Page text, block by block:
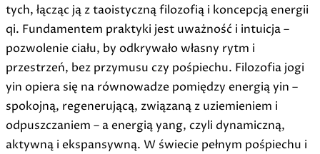
tych, łącząc ją z taoistyczną filozofią i koncepcją energii
qi. Fundamentem praktyki jest uważność i intuicja –
pozwolenie ciału, by odkrywało własny rytm i
przestrzeń, bez przymusu czy pośpiechu. Filozofia jogi
yin opiera się na równowadze pomiędzy energią yin –
spokojną, regenerującą, związaną z uziemieniem i
odpuszczaniem – a energią yang, czyli dynamiczną,
aktywną i ekspansywną. W świecie pełnym pośpiechu i